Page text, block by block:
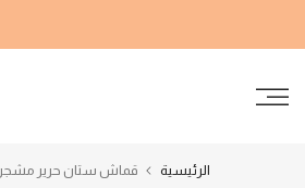
إلى
الرئيسية قماش ستان حرير مشجر